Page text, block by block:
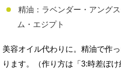
精油：ラベンダー・アング
ム・エジプト
美容オイル代わりに。精油で作
ります。（作り方は「3:時差ぼけ